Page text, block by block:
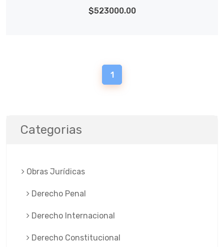
$523000.00
1
Categorias
Obras Jurí­dicas
Derecho Penal
Derecho Internacional
Derecho Constitucional